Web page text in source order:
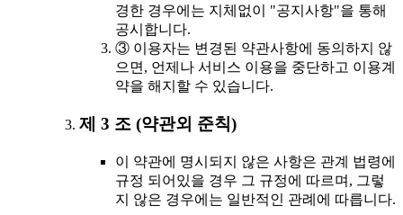
경한 경우에는 지체없이 "공지사항"을 통해
공시합니다.
③ 이용자는 변경된 약관사항에 동의하지 않
으면, 언제나 서비스 이용을 중단하고 이용계
약을 해지할 수 있습니다.
제 3 조 (약관외 준칙)
이 약관에 명시되지 않은 사항은 관계 법령에
규정 되어있을 경우 그 규정에 따르며, 그렇
지 않은 경우에는 일반적인 관례에 따릅니다.